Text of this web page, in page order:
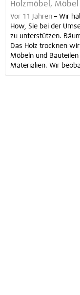
Holzmöbel,
Vor 11 Jahren – Wir
How, Sie bei der
zu unterstützen.
Das Holz trocknen
Möbeln und
Materialien. Wir